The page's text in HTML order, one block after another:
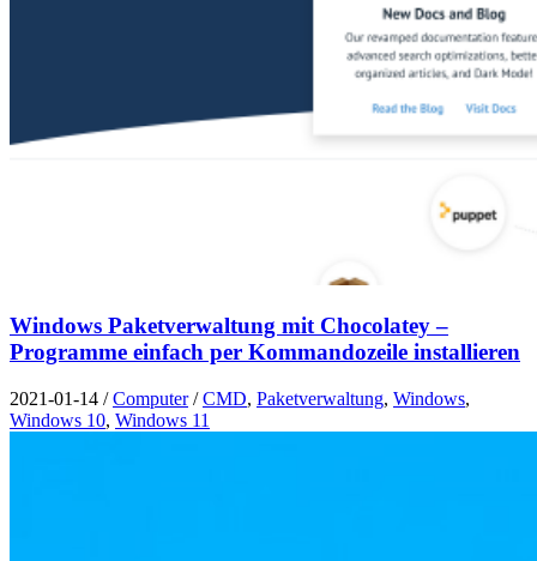
Windows Paketverwaltung mit Chocolatey –
Programme einfach per Kommandozeile installieren
2021-01-14 /Computer/CMD, Paketverwaltung, Windows,
Windows 10, Windows 11